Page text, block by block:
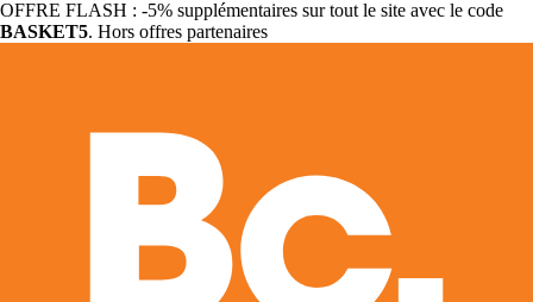
OFFRE FLASH : -5% supplémentaires sur tout le site avec le code
BASKET5. Hors offres partenaires